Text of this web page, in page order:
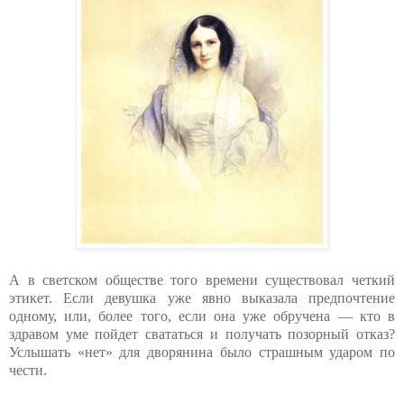
А в светском обществе того времени существовал четкий
этикет. Если девушка уже явно выказала предпочтение
одному, или, более того, если она уже обручена — кто в
здравом уме пойдет свататься и получать позорный отказ?
Услышать «нет» для дворянина было страшным ударом по
чести.